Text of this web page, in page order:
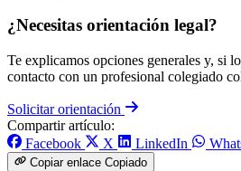
¿Necesitas orientación legal?
Te explicamos opciones generales y, si
contacto con un profesional colegiado
Solicitar orientación
Compartir artículo:
Facebook
X LinkedIn
Copiar enlace Copiado